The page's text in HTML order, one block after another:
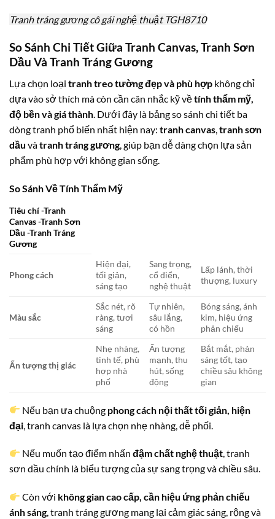
Tranh tráng gương cô gái nghệ thuật TGH8710
So Sánh Chi Tiết Giữa Tranh Canvas, Tranh Sơn
Dầu Và Tranh Tráng Gương
Lựa chọn loại tranh treo tường đẹp và phù hợp không chỉ
dựa vào sở thích mà còn cần cân nhắc kỹ vềtính thẩm mỹ,
độ bền và giá thành . Dưới đây là bảng so sánh chi tiết ba
dòng tranh phổ biến nhất hiện nay: tranh canvas tranh sơn
dầu vàtranh tráng gương , giúp bạn dễ dàng chọn lựa sản
phẩm phù hợp với không gian sống.
So Sánh Về Tính Thẩm Mỹ
Tiêu chí -Tranh
Canvas -Tranh Sơn
Dầu -Tranh Tráng
Gương
Phong cách
Hiện đại,
tối giản,
sáng tạo
Sang trọng,
cổ điển,
nghệ thuật
Lấp lánh, thời
thượng, luxury
Màu sắc
Sắc nét, rõ
ràng, tươi
sáng
Tự nhiên,
sâu lắng,
có hồn
Bóng sáng, ánh
kim, hiệu ứng
phản chiếu
Ấn tượng thị giác
Nhẹ nhàng,
tinh tế, phù
hợp nhà
phố
Ấn tượng
mạnh, thu
hút, sống
động
Bắt mắt, phản
sáng tốt, tạo
chiều sâu không
gian
Nếu bạn ưa chuộng phong cách nội thất tối giản, hiện
đại , tranh canvas là lựa chọn nhẹ nhàng, dễ phối.
Nếu muốn tạo điểm nhấnđậm chất nghệ thuật, tranh
sơn dầu chính là biểu tượng của sự sang trọng và chiều sâu.
Còn với không gian cao cấp, cần hiệu ứng phản chiếu
ánh sáng, tranh tráng gương mang lại cảm giác sáng, rộng và